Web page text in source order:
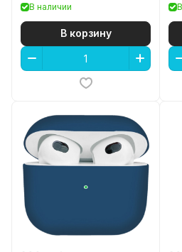
В наличии
В корзину